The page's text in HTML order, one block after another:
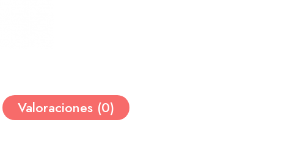
Valoraciones (0)